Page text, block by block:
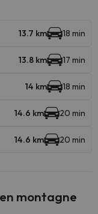
13.7 km 18 min
13.8 km 17 min
14 km 18 min
14.6 km 20 min
14.6 km 20 min
montagne